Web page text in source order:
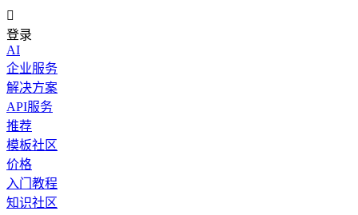

登录
AI
企业服务
解决方案
API服务
推荐
模板社区
价格
入门教程
知识社区